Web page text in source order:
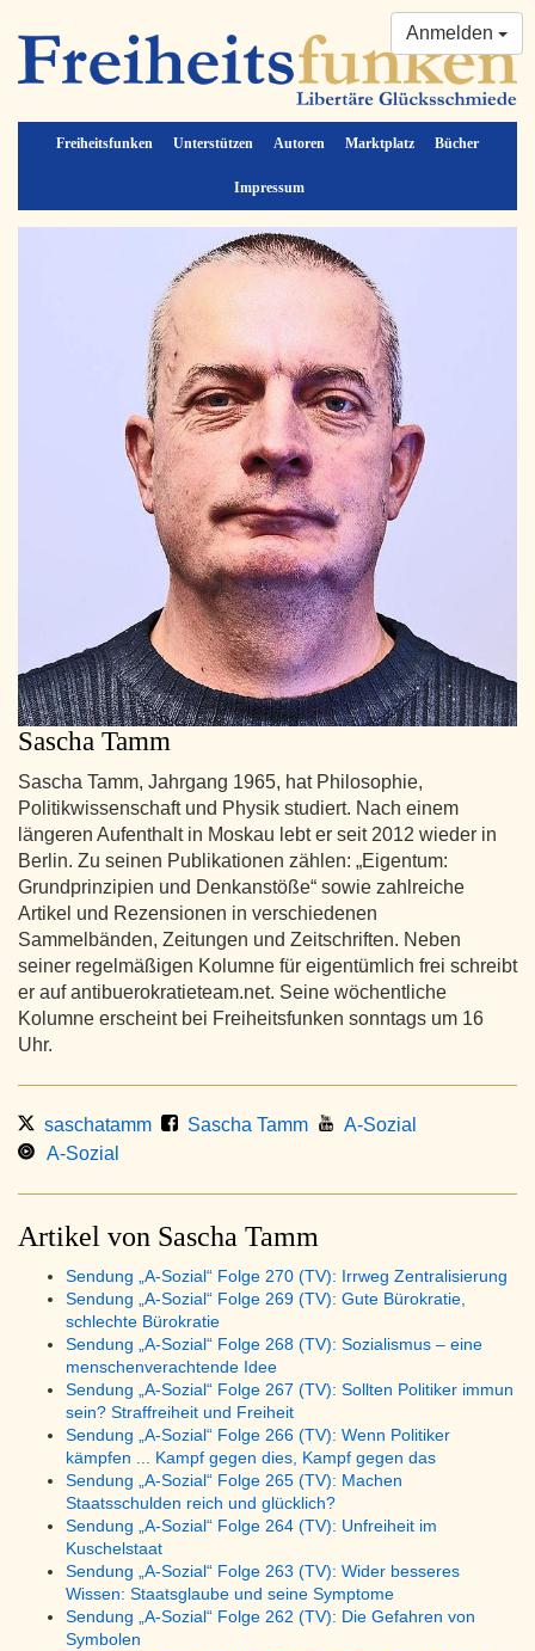
Freiheitsfunken Unterstützen Autoren Marktplatz Bücher
Impressum
Anmelden
Sascha Tamm
Sascha Tamm, Jahrgang 1965, hat Philosophie,
Politikwissenschaft und Physik studiert. Nach einem
längeren Aufenthalt in Moskau lebt er seit 2012 wieder in
Berlin. Zu seinen Publikationen zählen: „Eigentum:
Grundprinzipien und Denkanstöße“ sowie zahlreiche
Artikel und Rezensionen in verschiedenen
Sammelbänden, Zeitungen und Zeitschriften. Neben
seiner regelmäßigen Kolumne für eigentümlich frei schreibt
er auf antibuerokratieteam.net. Seine wöchentliche
Kolumne erscheint bei Freiheitsfunken sonntags um 16
Uhr.
saschatamm Sascha Tamm
A-Sozial
A-Sozial
Artikel von Sascha Tamm
Sendung „A-Sozial“ Folge 270 (TV): Irrweg Zentralisierung
Sendung „A-Sozial“ Folge 269 (TV): Gute Bürokratie,
schlechte Bürokratie
Sendung „A-Sozial“ Folge 268 (TV): Sozialismus – eine
menschenverachtende Idee
Sendung „A-Sozial“ Folge 267 (TV): Sollten Politiker immun
sein? Straffreiheit und Freiheit
Sendung „A-Sozial“ Folge 266 (TV): Wenn Politiker
kämpfen ... Kampf gegen dies, Kampf gegen das
Sendung „A-Sozial“ Folge 265 (TV): Machen
Staatsschulden reich und glücklich?
Sendung „A-Sozial“ Folge 264 (TV): Unfreiheit im
Kuschelstaat
Sendung „A-Sozial“ Folge 263 (TV): Wider besseres
Wissen: Staatsglaube und seine Symptome
Sendung „A-Sozial“ Folge 262 (TV): Die Gefahren von
Symbolen